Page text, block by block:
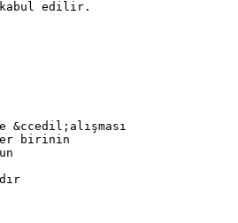
kabul edilir.
&ccedil;alışması
birinin